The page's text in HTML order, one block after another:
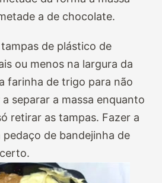
a de chocolate.
de plástico de
ou menos na largura da
farinha de trigo para não
separar a massa enquanto
retirar as tampas. Fazer a
de bandejinha de